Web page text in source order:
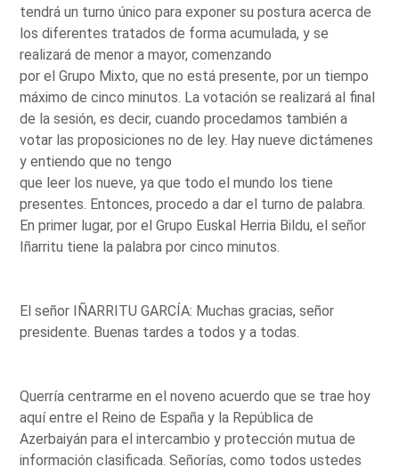
tendrá un turno único para exponer su postura acerca de
los diferentes tratados de forma acumulada, y se
realizará de menor a mayor, comenzando
por el Grupo Mixto, que no está presente, por un tiempo
máximo de cinco minutos. La votación se realizará al final
de la sesión, es decir, cuando procedamos también a
votar las proposiciones no de ley. Hay nueve dictámenes
y entiendo que no tengo
que leer los nueve, ya que todo el mundo los tiene
presentes. Entonces, procedo a dar el turno de palabra.
En primer lugar, por el Grupo Euskal Herria Bildu, el señor
Iñarritu tiene la palabra por cinco minutos.
El señor IÑARRITU GARCÍA: Muchas gracias, señor
presidente. Buenas tardes a todos y a todas.
Querría centrarme en el noveno acuerdo que se trae hoy
aquí entre el Reino de España y la República de
Azerbaiyán para el intercambio y protección mutua de
información clasificada. Señorías, como todos ustedes